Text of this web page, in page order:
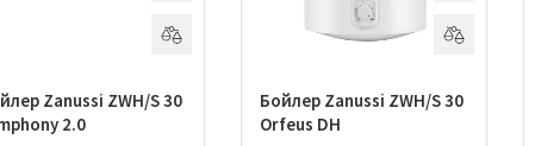
Zanussi ZWH/S 30
2.0
Бойлер Zanussi ZWH/S 30
Orfeus DH